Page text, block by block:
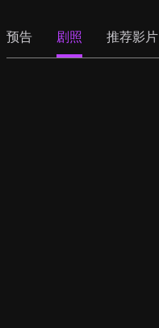
预告 剧照 推荐影片